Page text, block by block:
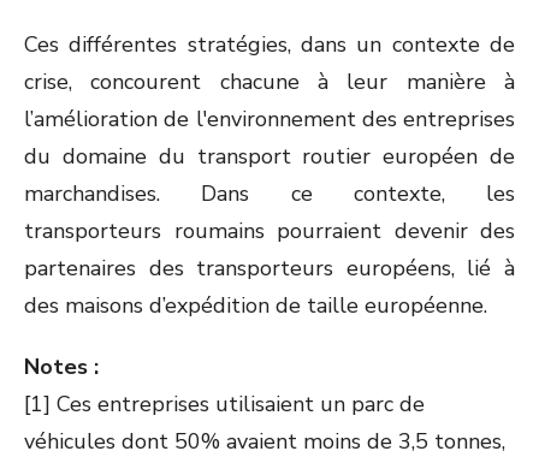
Ces différentes stratégies, dans un contexte de
crise, concourent chacune à leur manière à
l’amélioration de l'environnement des entreprises
du domaine du transport routier européen de
marchandises. Dans ce contexte, les
transporteurs roumains pourraient devenir des
partenaires des transporteurs européens, lié à
des maisons d’expédition de taille européenne.
Notes :
[1] Ces entreprises utilisaient un parc de
véhicules dont 50% avaient moins de 3,5 tonnes,